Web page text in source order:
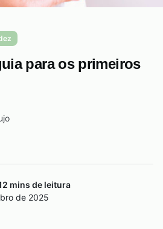
para os primeiros
mins de leitura
de 2025